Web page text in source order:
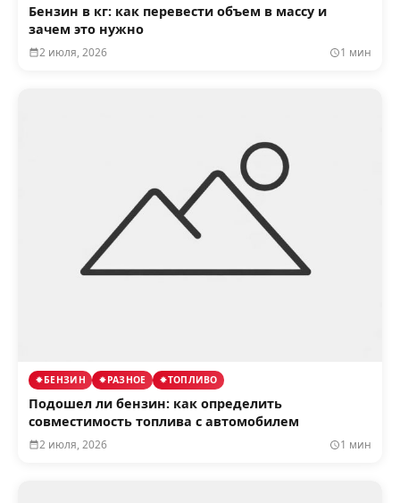
Бензин в кг: как перевести объем в массу и
зачем это нужно
2 июля, 2026 1 мин
БЕНЗИН РАЗНОЕ ТОПЛИВО
Подошел ли бензин: как определить
совместимость топлива с автомобилем
2 июля, 2026 1 мин